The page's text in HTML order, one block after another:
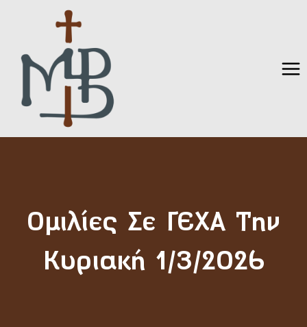
Ομιλίες Σε ΓΕΧΑ Την
Κυριακή 1/3/2026